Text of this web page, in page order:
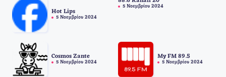
Hot Lips
5 Νοεμβρίου 2024
5 Νοεμβρίου 2024
Cosmos Zante
5 Νοεμβρίου 2024
My FM 89.5
5 Νοεμβρίου 2024